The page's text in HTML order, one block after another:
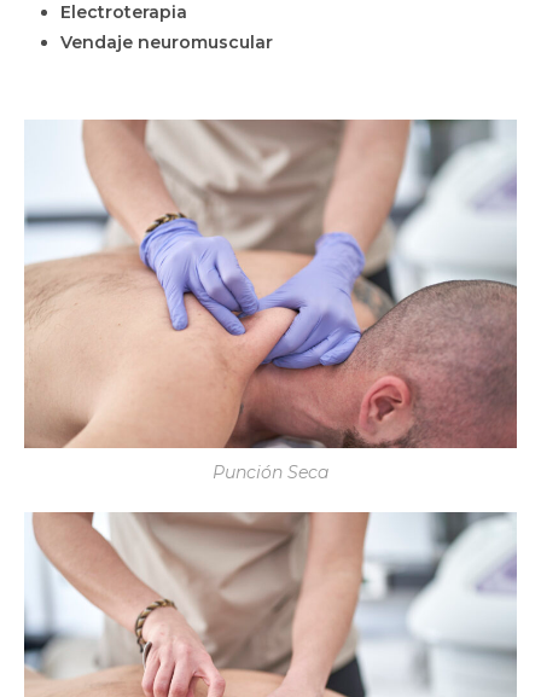
Electroterapia
Vendaje neuromuscular
Punción Seca